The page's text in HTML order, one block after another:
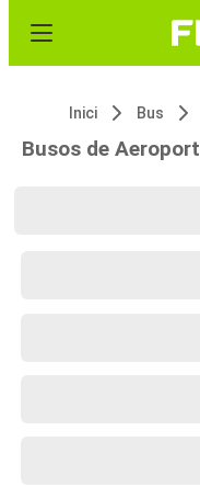
Inici Bus
Busos de